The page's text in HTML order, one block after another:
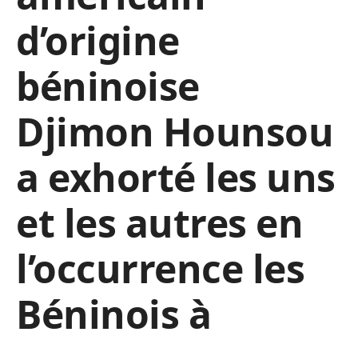
d’origine
béninoise
Djimon Hounsou
a exhorté les uns
et les autres en
l’occurrence les
Béninois à